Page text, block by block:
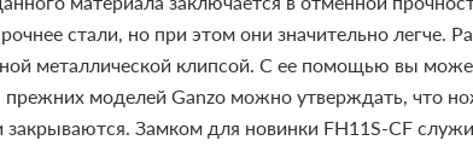
стали, но при этом они значительно легче.
металлической клипсой. С ее помощью вы
прежних моделей Ganzo можно утверждать, что
закрываются. Замком для новинки FH11S-CF